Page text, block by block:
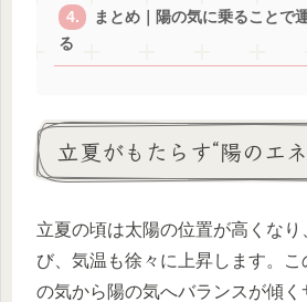
まとめ｜陽の気に乗ることで
る
立夏がもたらす“陽のエ
立夏の頃は太陽の位置が高くなり
び、気温も徐々に上昇します。
の気から陽の気へバランスが傾く